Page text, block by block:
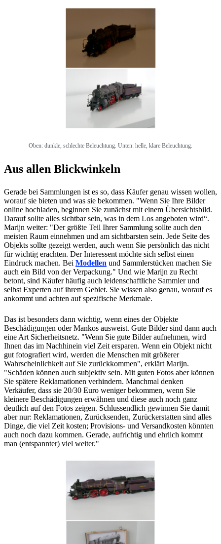
Oben: dunkle, schlechte Beleuchtung. Unten: helle, klare Beleuchtung.
Aus allen Blickwinkeln
Gerade bei Sammlungen ist es so, dass Käufer genau wissen wollen,
worauf sie bieten und was sie bekommen. "Wenn Sie Ihre Bilder
online hochladen, beginnen Sie zunächst mit einem Übersichtsbild.
Darauf sollte alles sichtbar sein, was in dem Los angeboten wird“.
Marijn weiter: "Der größte Teil Ihrer Sammlung sollte auch den
meisten Raum einnehmen und am sichtbarsten sein. Jede Seite des
Objekts sollte gezeigt werden, auch wenn Sie persönlich das nicht
für wichtig erachten. Der Interessent möchte sich selbst einen
Eindruck machen. Bei Modellen und Sammlerstücken machen Sie
auch ein Bild von der Verpackung." Und wie Marijn zu Recht
betont, sind Käufer häufig auch leidenschaftliche Sammler und
selbst Experten auf ihrem Gebiet. Sie wissen also genau, worauf es
ankommt und achten auf spezifische Merkmale.
Das ist besonders dann wichtig, wenn eines der Objekte
Beschädigungen oder Mankos ausweist. Gute Bilder sind dann auch
eine Art Sicherheitsnetz. "Wenn Sie gute Bilder aufnehmen, wird
Ihnen das im Nachhinein viel Zeit ersparen. Wenn ein Objekt nicht
gut fotografiert wird, werden die Menschen mit größerer
Wahrscheinlichkeit auf Sie zurückkommen", erklärt Marijn.
"Schäden können auch subjektiv sein. Mit guten Fotos aber können
Sie spätere Reklamationen verhindern. Manchmal denken
Verkäufer, dass sie 20/30 Euro weniger bekommen, wenn Sie
kleinere Beschädigungen erwähnen und diese auch noch ganz
deutlich auf den Fotos zeigen. Schlussendlich gewinnen Sie damit
aber nur: Reklamationen, Zurücksenden, Zurückerstatten sind alles
Dinge, die viel Zeit kosten; Provisions- und Versandkosten könnten
auch noch dazu kommen. Gerade, aufrichtig und ehrlich kommt
man (entspannter) viel weiter."